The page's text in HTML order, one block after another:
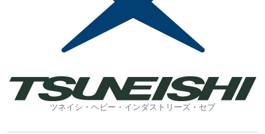
ツネイシ・ヘビー・インダストリーズ・セブ